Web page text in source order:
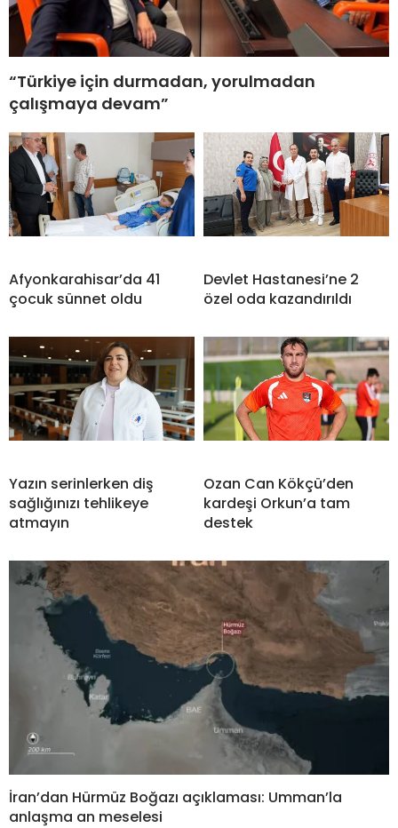
“Türkiye için durmadan, yorulmadan
çalışmaya devam”
Afyonkarahisar’da 41
çocuk sünnet oldu
Devlet Hastanesi’ne 2
özel oda kazandırıldı
Yazın serinlerken diş
sağlığınızı tehlikeye
atmayın
Ozan Can Kökçü’den
kardeşi Orkun’a tam
destek
İran’dan Hürmüz Boğazı açıklaması: Umman’la
anlaşma an meselesi